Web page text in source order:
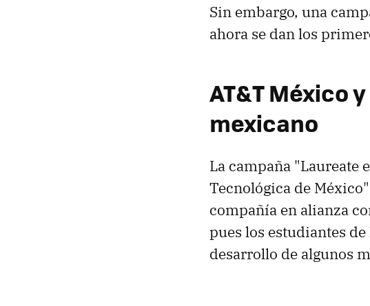
Sin embargo, una
ahora se dan los
AT&T México
mexicano
La campaña "Laureate
Tecnológica de
compañía en alianza
pues los estudiantes
desarrollo de algunos